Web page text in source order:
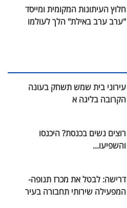
חלוץ העיתונות המקומית ומייסד
"ערב ערב באילת" הלך לעולמו
עירוני בית שמש תשחק בעונה
הקרובה בליגה א
רוצים נשים בכנסת? היכנסו
והשפיעו...
דרישה: לבטל את מכרז תנופה-
המפעילה שירותי תחבורה בעיר